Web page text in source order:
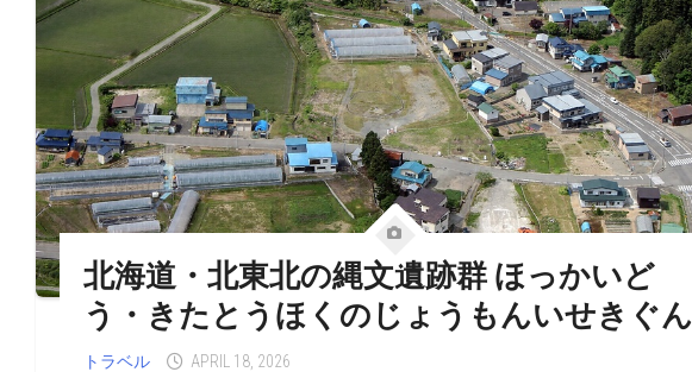
北海道・北東北の縄文遺跡群 ほっかいど
う・きたとうほくのじょうもんいせきぐん
トラベル APRIL 18, 2026